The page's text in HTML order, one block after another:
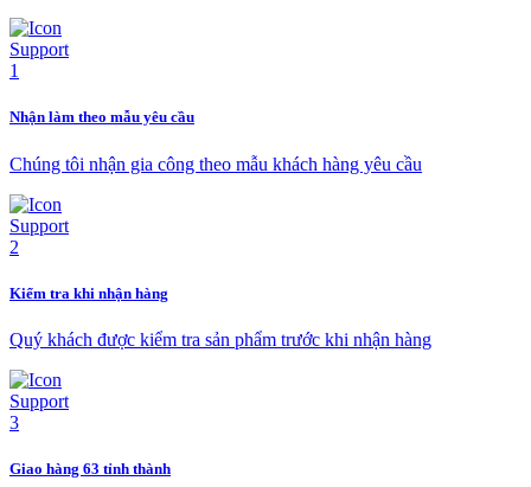
Nhận làm theo mẫu yêu cầu
Chúng tôi nhận gia công theo mẫu khách hàng yêu cầu
Kiểm tra khi nhận hàng
Quý khách được kiểm tra sản phẩm trước khi nhận hàng
Giao hàng 63 tỉnh thành